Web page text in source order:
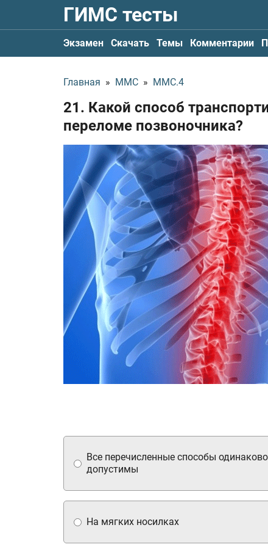
ГИМС тесты
Экзамен Скачать Темы Комментарии
Главная » ММС » ММС.4
21. Какой способ
переломе позвоночника?
На мягких носилках
Все перечисленные способы одинаково
допустимы